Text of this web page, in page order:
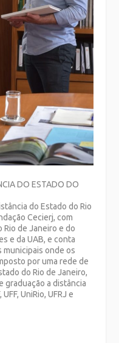
DO ESTADO DO
do Estado do Rio
Cecierj, com
de Janeiro e do
e da UAB, e conta
municipais onde os
por uma rede de
do Rio de Janeiro,
graduação a distância
UniRio, UFRJ e